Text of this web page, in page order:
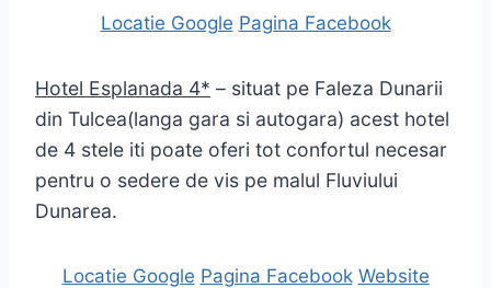
Locatie Google Pagina Facebook
Hotel Esplanada 4* – situat pe Faleza Dunarii
din Tulcea(langa gara si autogara) acest hotel
de 4 stele iti poate oferi tot confortul necesar
pentru o sedere de vis pe malul Fluviului
Dunarea.
Locatie Google Pagina Facebook Website